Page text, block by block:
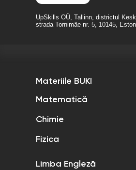
UpSkills OÜ, Tallinn, districtul
strada Tornimäe nr. 5, 10145,
Materiile BUKI
Matematică
Chimie
Fizica
Limba Engleză